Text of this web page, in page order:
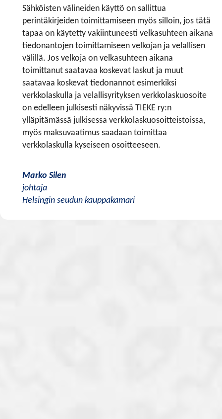
Sähköisten välineiden käyttö on sallittua
perintäkirjeiden toimittamiseen myös silloin, jos tätä
tapaa on käytetty vakiintuneesti velkasuhteen aikana
tiedonantojen toimittamiseen velkojan ja velallisen
välillä. Jos velkoja on velkasuhteen aikana
toimittanut saatavaa koskevat laskut ja muut
saatavaa koskevat tiedonannot esimerkiksi
verkkolaskulla ja velallisyrityksen verkkolaskuosoite
on edelleen julkisesti näkyvissä TIEKE ry:n
ylläpitämässä julkisessa verkkolaskuosoitteistoissa,
myös maksuvaatimus saadaan toimittaa
verkkolaskulla kyseiseen osoitteeseen.
Marko Silen
johtaja
Helsingin seudun kauppakamari